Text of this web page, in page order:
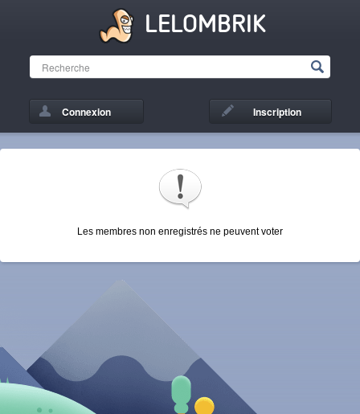
LELOMBRIK
Connexion Inscription
Les membres non enregistrés ne peuvent voter